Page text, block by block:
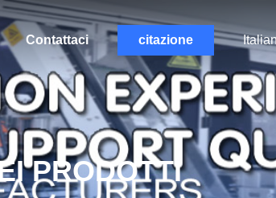
Contattaci citazione
PRODOTTI